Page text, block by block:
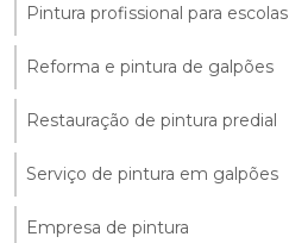
Pintura profissional para escolas
Reforma e pintura de galpões
Restauração de pintura predial
Serviço de pintura em galpões
Empresa de pintura